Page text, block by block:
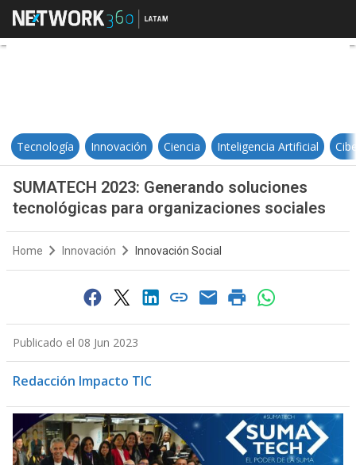
SUMATECH 2023: Generando
Tecnología Innovación Ciencia Inteligencia Artificial
SUMATECH 2023: Generando soluciones
tecnológicas para organizaciones sociales
Home Innovación Innovación Social
Publicado el 08 Jun 2023
Redacción Impacto TIC